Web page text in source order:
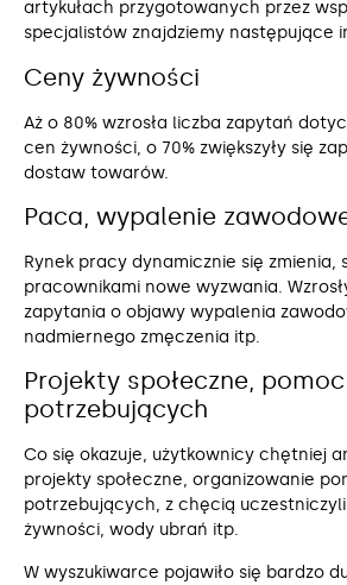
artykułach przygotowanych przez
specjalistów znajdziemy następujące
Ceny żywności
Aż o 80% wzrosła liczba zapytań
cen żywności, o 70% zwiększyły się
dostaw towarów.
Paca, wypalenie
Rynek pracy dynamicznie się zmienia,
pracownikami nowe wyzwania.
zapytania o objawy wypalenia
nadmiernego zmęczenia itp.
Projekty społeczne,
potrzebujących
Co się okazuje, użytkownicy chętniej
projekty społeczne, organizowanie
potrzebujących, z chęcią
żywności, wody ubrań itp.
W wyszukiwarce pojawiło się bardzo